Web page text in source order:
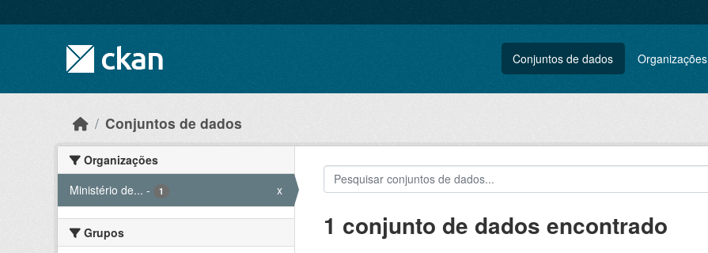
Conjuntos de dados Organizações
Conjuntos de dados
Organizações
Ministério de... - 1 x
Grupos 1 conjunto de dados encontrado